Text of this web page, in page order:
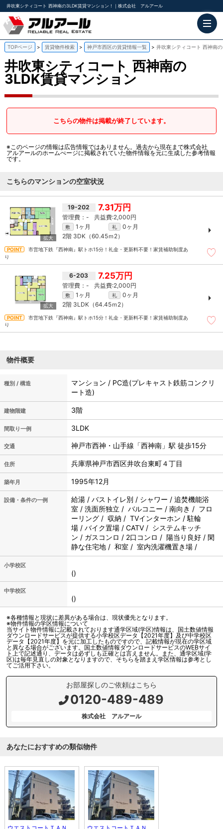
井吹東シティコート 西神南の3LDK賃貸マンション！｜株式会社 アルアール
TOPページ 賃貸物件検索 神戸市西区の賃貸情報一覧 井吹東シティコート 西神南
井吹東シティコート 西神南の
3LDK賃貸マンション
こちらの物件は掲載が終了しています。
※このページの情報は広告情報ではありません。過去から現在まで株式会社
アルアールのホームぺージに掲載されていた物件情報を元に生成した参考情報
です。
こちらのマンションの空室状況
19-202 7.31万円
- 2,000円
敷 1ヶ月 礼
0ヶ月
2階 3DK（60.45ｍ 2）
市営地下鉄『西神南』駅トホ15分！礼金・更新料不要！家賃補助制度あ
り
6-203 7.25万円
- 2,000円
敷 1ヶ月 礼
0ヶ月
2階 3LDK（64.45ｍ 2）
市営地下鉄『西神南』駅トホ15分！礼金・更新料不要！家賃補助制度あ
り
物件概要
種別 / 構造
マンション / PC造(プレキャスト鉄筋コンクリ
ート造)
建物階建 3階
間取り一例 3LDK
交通 神戸市西神・山手線「西神南」駅 徒歩15分
住所 兵庫県神戸市西区井吹台東町４丁目
築年月 1995年12月
設備・条件の一例
給湯 / バストイレ別 / シャワー / 追焚機能浴
室 / 洗面所独立 / バルコニー / 南向き / フロ
ーリング / 収納 / TVインターホン / 駐輪
場 / バイク置場 / CATV / システムキッチ
ン / ガスコンロ / 2口コンロ / 陽当り良好 / 閑
静な住宅地 / 和室 / 室内洗濯機置き場 /
小学校区
()
中学校区
()
※各種情報と現状に差異がある場合は、現状優先となります。
※物件情報の学区情報について
当サイト物件情報に記載されております通学区域(学区)情報は、国土数値情報
ダウンロードサービスが提供する小学校区データ【2021年度】及び中学校区
データ【2021年度】を元に加工したものですので、記載情報が現在の学区域
と異なる場合がございます。国土数値情報ダウンロードサービスのWEBサイ
ト上で記述通り、データは必ずしも正確とは言えません。また、通学区域(学
区)は毎年見直しの対象となりますので、そちらを踏まえ学区情報は参考とし
てご活用下さい。
お部屋探しのご依頼はこちら
0120-489-489
株式会社 アルアール
あなたにおすすめの類似物件